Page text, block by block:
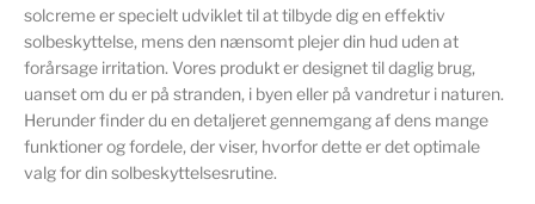
solcreme er specielt udviklet til at tilbyde dig en effektiv
solbeskyttelse, mens den nænsomt plejer din hud uden at
forårsage irritation. Vores produkt er designet til daglig brug,
uanset om du er på stranden, i byen eller på vandretur i naturen.
Herunder finder du en detaljeret gennemgang af dens mange
funktioner og fordele, der viser, hvorfor dette er det optimale
valg for din solbeskyttelsesrutine.